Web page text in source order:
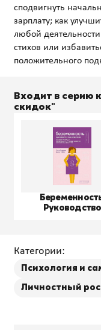
сподвигнуть
зарплату; как
любой
стихов или
Входит в серию
скидок"
Руководство
Категории:
Психология и
Личностный